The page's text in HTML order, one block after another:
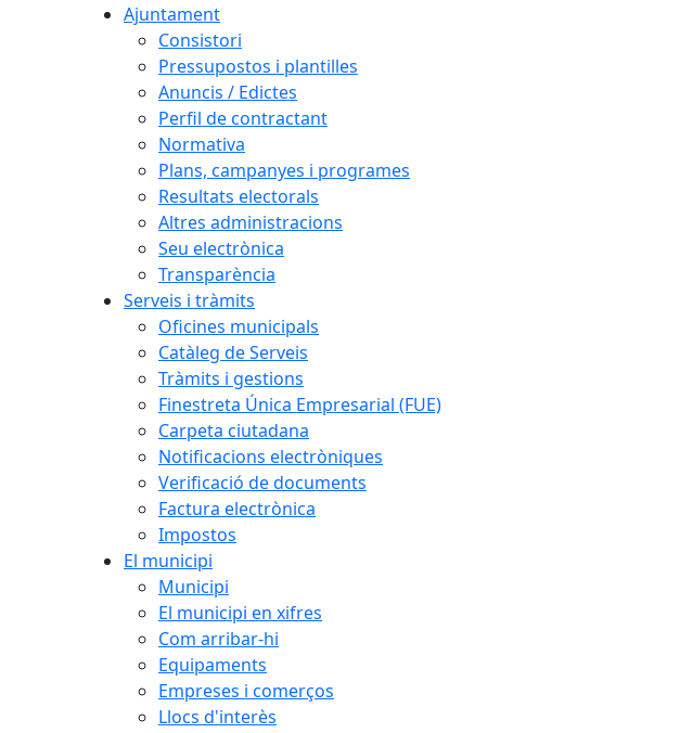
Ajuntament
Consistori
Pressupostos i plantilles
Anuncis / Edictes
Perfil de contractant
Normativa
Plans, campanyes i programes
Resultats electorals
Altres administracions
Seu electrònica
Transparència
Serveis i tràmits
Oficines municipals
Catàleg de Serveis
Tràmits i gestions
Finestreta Única Empresarial (FUE)
Carpeta ciutadana
Notificacions electròniques
Verificació de documents
Factura electrònica
Impostos
El municipi
Municipi
El municipi en xifres
Com arribar-hi
Equipaments
Empreses i comerços
Llocs d'interès